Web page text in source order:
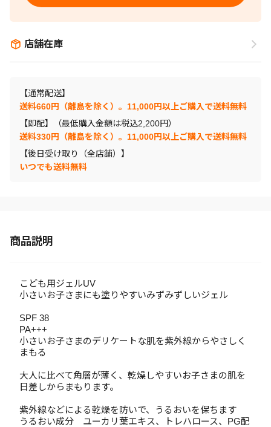
店舗在庫
【通常配送】
送料660円（離島を除く）。11,000円以上ご購入で送料無料
【即配】（最低購入金額は税込2,200円）
送料330円（離島を除く）。11,000円以上ご購入で送料無料
【後日受け取り（全店舗）】
いつでも送料無料
商品説明
こども用ジェルUV
小さいお子さまにも塗りやすいみずみずしいジェル
SPF 38
PA+++
小さいお子さまのデリケートな肌を紫外線からやさしく
まもる
大人に比べて角層が薄く、乾燥しやすいお子さまの肌を
日差しからまもります。
紫外線などによる乾燥を防いで、うるおいを保ちます
うるおい成分 ユーカリ葉エキス、トレハロース、PG配